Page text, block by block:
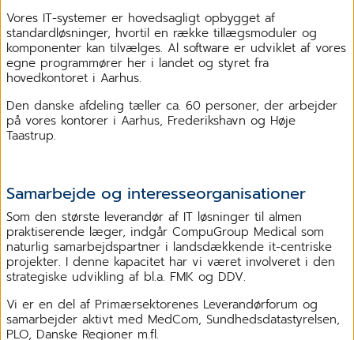
Vores IT-systemer er hovedsagligt opbygget af
standardløsninger, hvortil en række tillægsmoduler og
komponenter kan tilvælges. Al software er udviklet af vores
egne programmører her i landet og styret fra
hovedkontoret i Aarhus.
Den danske afdeling tæller ca. 60 personer, der arbejder
på vores kontorer i Aarhus, Frederikshavn og Høje
Taastrup.
Samarbejde og interesseorganisationer
Som den største leverandør af IT løsninger til almen
praktiserende læger, indgår CompuGroup Medical som
naturlig samarbejdspartner i landsdækkende it-centriske
projekter. I denne kapacitet har vi været involveret i den
strategiske udvikling af bl.a. FMK og DDV.
Vi er en del af Primærsektorenes Leverandørforum og
samarbejder aktivt med MedCom, Sundhedsdatastyrelsen,
PLO, Danske Regioner m.fl.